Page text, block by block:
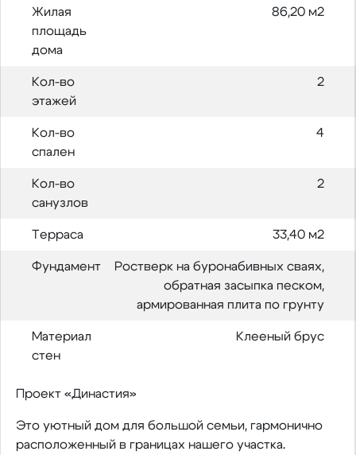
Жилая
площадь
дома
86,20 м2
Кол-во
этажей
2
Кол-во
спален
4
Кол-во
санузлов
2
Терраса 33,40 м2
Фундамент
Ростверк на буронабивных сваях,
обратная засыпка песком,
армированная плита по грунту
Материал
стен
Клееный брус
Проект «Династия»
Это уютный дом для большой семьи, гармонично
расположенный в границах нашего участка.